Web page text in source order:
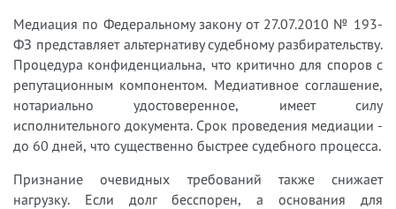
Медиация по Федеральному закону от 27.07.2010 № 193-
ФЗ представляет альтернативу судебному разбирательству.
Процедура конфиденциальна, что критично для споров с
репутационным компонентом. Медиативное соглашение,
нотариально удостоверенное, имеет силу
исполнительного документа. Срок проведения медиации -
до 60 дней, что существенно быстрее судебного процесса.
Признание очевидных требований также снижает
нагрузку. Если долг бесспорен, а основания для